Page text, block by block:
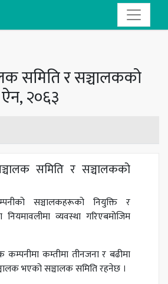
समिति र सञ्चालकको
२०६३
समिति र सञ्चालकको
सञ्चालकहरूको नियुक्ति र
व्यवस्था गरिएबमोजिम
कम्पनीमा कम्तीमा तीनजना र बढीमा
भएको सञ्चालक समिति रहनेछ ।